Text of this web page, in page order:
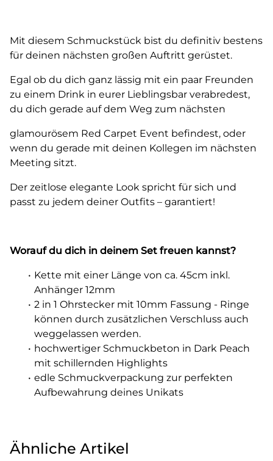
Mit diesem Schmuckstück bist du definitiv bestens
für deinen nächsten großen Auftritt gerüstet.
Egal ob du dich ganz lässig mit ein paar Freunden
zu einem Drink in eurer Lieblingsbar verabredest,
du dich gerade auf dem Weg zum nächsten
glamourösem Red Carpet Event befindest, oder
wenn du gerade mit deinen Kollegen im nächsten
Meeting sitzt.
Der zeitlose elegante Look spricht für sich und
passt zu jedem deiner Outfits – garantiert!
Worauf du dich in deinem Set freuen kannst?
Kette mit einer Länge von ca. 45cm inkl.
Anhänger 12mm
2 in 1 Ohrstecker mit 10mm Fassung - Ringe
können durch zusätzlichen Verschluss auch
weggelassen werden.
hochwertiger Schmuckbeton in Dark Peach
mit schillernden Highlights
edle Schmuckverpackung zur perfekten
Aufbewahrung deines Unikats
Ähnliche Artikel